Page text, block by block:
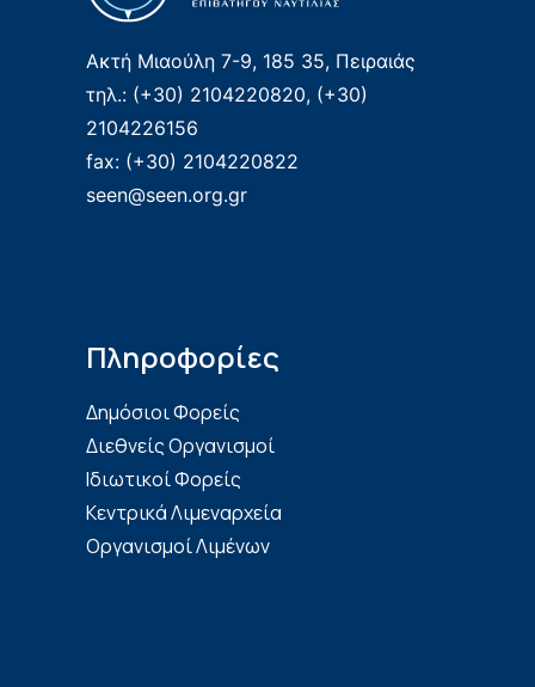
Ακτή Μιαούλη 7-9, 185 35, Πειραιάς
τηλ.: (+30) 2104220820, (+30)
2104226156
fax: (+30) 2104220822
seen@seen.org.gr
Πληροφορίες
Δημόσιοι Φορείς
Διεθνείς Οργανισμοί
Ιδιωτικοί Φορείς
Κεντρικά Λιμεναρχεία
Οργανισμοί Λιμένων